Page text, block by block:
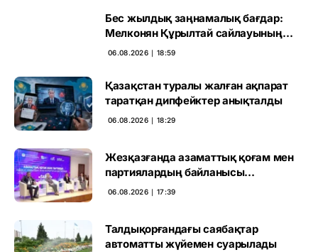
Бес жылдық заңнамалық бағдар:
Мелконян Құрылтай сайлауының
маңызын бағалады
06.08.2026 ∣ 18:59
Қазақстан туралы жалған ақпарат
таратқан дипфейктер анықталды
06.08.2026 ∣ 18:29
Жезқазғанда азаматтық қоғам мен
партиялардың байланысы
талқыланды
06.08.2026 ∣ 17:39
Талдықорғандағы саябақтар
автоматты жүйемен суарылады